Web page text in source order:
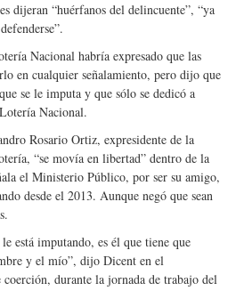
dijeran “huérfanos del delincuente”, “ya
Nacional habría expresado que las
en cualquier señalamiento, pero dijo que
se le imputa y que sólo se dedicó a
Nacional.
Rosario Ortiz, expresidente de la
“se movía en libertad” dentro de la
el Ministerio Público, por ser su amigo,
desde el 2013. Aunque negó que sean
está imputando, es él que tiene que
y el mío”, dijo Dicent en el
durante la jornada de trabajo del